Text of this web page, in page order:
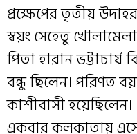
প্রক্ষেপের তৃতীয়
স্বয়ং সেহেতু
পিতা হারান
বন্ধু ছিলেন। পরিণত
কাশীবাসী
একবার কলকাতায়